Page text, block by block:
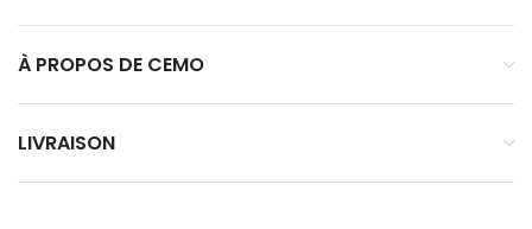
À PROPOS DE CEMO
LIVRAISON